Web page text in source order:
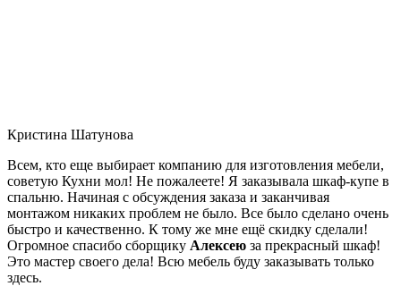
Кристина Шатунова
Всем, кто еще выбирает компанию для изготовления мебели,
советую Кухни мол! Не пожалеете! Я заказывала шкаф-купе в
спальню. Начиная с обсуждения заказа и заканчивая
монтажом никаких проблем не было. Все было сделано очень
быстро и качественно. К тому же мне ещё скидку сделали!
Огромное спасибо сборщику Алексею за прекрасный шкаф!
Это мастер своего дела! Всю мебель буду заказывать только
здесь.